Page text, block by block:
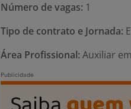
Número de vagas: 1
Tipo de contrato e Jornada:
Área Profissional: Auxiliar